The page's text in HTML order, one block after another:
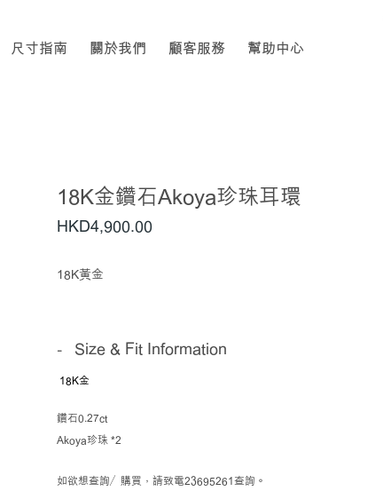
尺寸指南 關於我們 顧客服務 幫助中心
18K金鑽石Akoya珍珠耳環
HKD4,900 .00
18K黃金
Size & Fit Information
18K金
鑽石0.27ct
Akoya珍珠 *2
如欲想查詢／購買，請致電23695261查詢。